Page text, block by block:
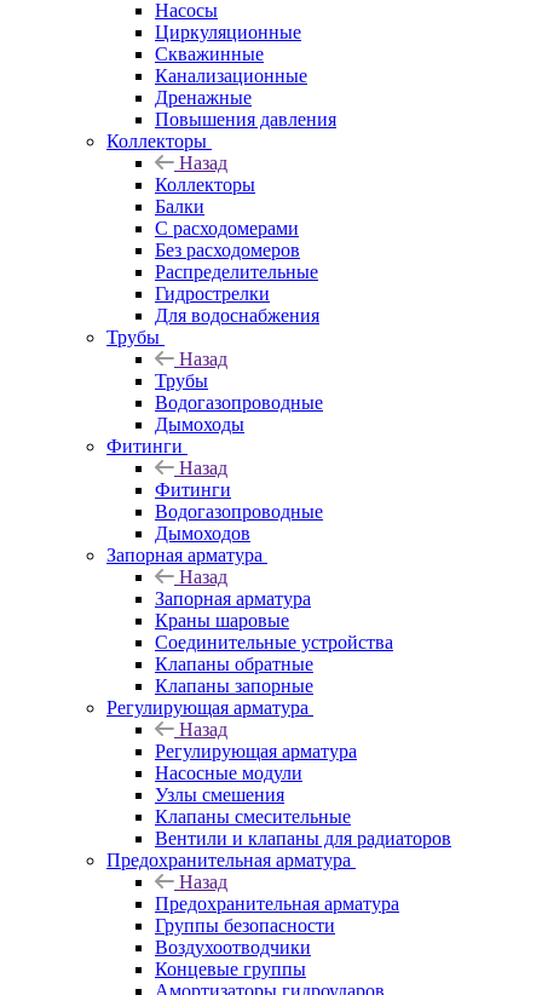
Насосы
Циркуляционные
Скважинные
Канализационные
Дренажные
Повышения давления
Коллекторы
Назад
Коллекторы
Балки
С расходомерами
Без расходомеров
Распределительные
Гидрострелки
Для водоснабжения
Трубы
Назад
Трубы
Водогазопроводные
Дымоходы
Фитинги
Назад
Фитинги
Водогазопроводные
Дымоходов
Запорная арматура
Назад
Запорная арматура
Краны шаровые
Соединительные устройства
Клапаны обратные
Клапаны запорные
Регулирующая арматура
Назад
Регулирующая арматура
Насосные модули
Узлы смешения
Клапаны смесительные
Вентили и клапаны для радиаторов
Предохранительная арматура
Назад
Предохранительная арматура
Группы безопасности
Воздухоотводчики
Концевые группы
Амортизаторы гидроударов